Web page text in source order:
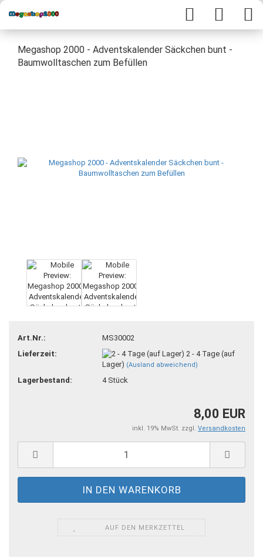
Megashop 2000 - Adventskalender Säckchen bunt -
Baumwolltaschen zum Befüllen
Art.Nr.:
MS30002
Lieferzeit:
2 - 4 Tage (auf
Lager) (Ausland abweichend)
Lagerbestand: 4 Stück
8,00 EUR
inkl. 19% MwSt. zzgl. Versandkosten
AUF DEN MERKZETTEL